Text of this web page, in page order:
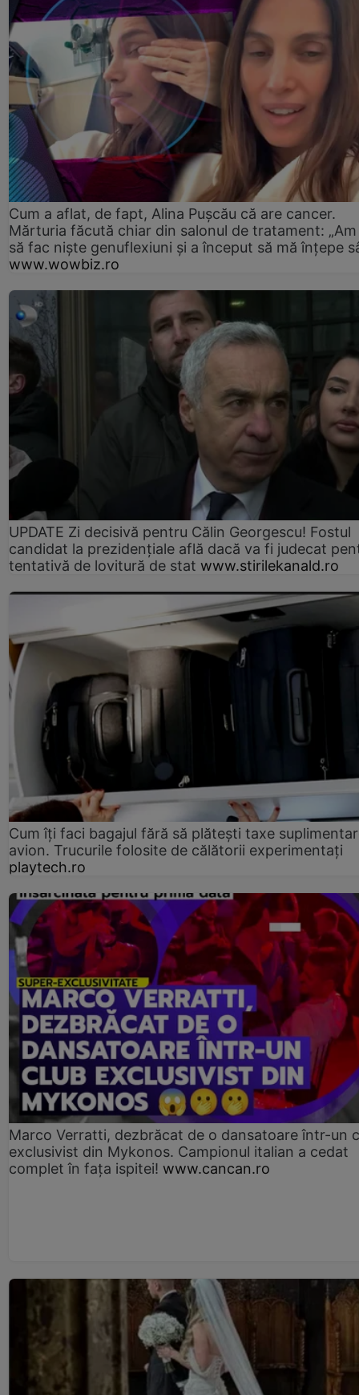
Cum a aflat, de fapt, Alina Pușcău că are cancer.
Mărturia făcută chiar din salonul de tratament:
să fac niște genuflexiuni și a început să mă înțepe
www.wowbiz.ro
UPDATE Zi decisivă pentru Călin Georgescu! Fostul
candidat la prezidențiale află dacă va fi judecat
tentativă de lovitură de stat www.stirilekanald.ro
Cum îți faci bagajul fără să plătești taxe
avion. Trucurile folosite de călătorii experimentați
playtech.ro
Marco Verratti, dezbrăcat de o dansatoare într-un
exclusivist din Mykonos. Campionul italian a cedat
complet în fața ispitei! www.cancan.ro